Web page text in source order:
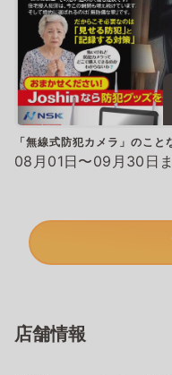
「無線式防犯カメラ」のこと
08月01日〜09月30日
店舗情報